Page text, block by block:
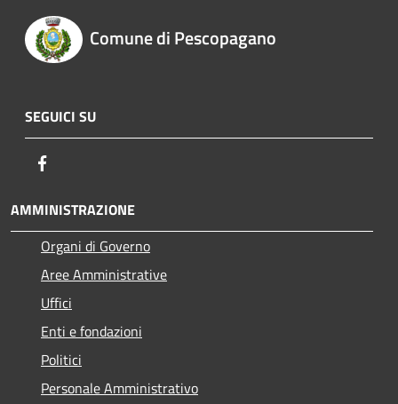
Comune di Pescopagano
SEGUICI SU
AMMINISTRAZIONE
Organi di Governo
Aree Amministrative
Uffici
Enti e fondazioni
Politici
Personale Amministrativo